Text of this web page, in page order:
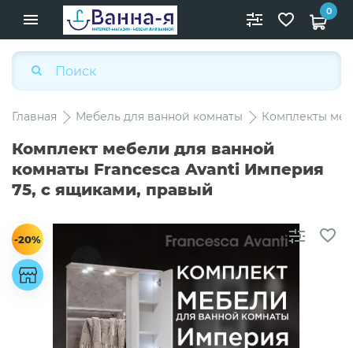
0
Главная Мебель для ванной комнаты Комплекты
Комплект мебели для ванной
комнаты Francesca Avanti Империя
75, с ящиками, правый
-20%